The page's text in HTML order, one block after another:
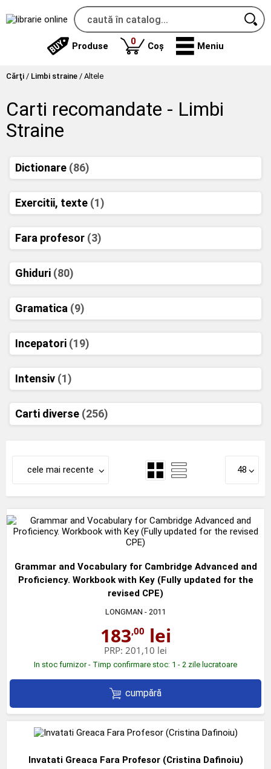
Produse 0produse
Coș Meniu
Cărţi / Limbi straine / Altele
Carti recomandate - Limbi
Straine
Dictionare (86)
Exercitii, texte (1)
Fara profesor (3)
Ghiduri (80)
Gramatica (9)
Incepatori (19)
Intensiv (1)
Carti diverse (256)
cele mai recente 48
Grammar and Vocabulary for Cambridge Advanced and
Proficiency. Workbook with Key (Fully updated for the
revised CPE)
LONGMAN - 2011
183,00 lei
PRP: 201,10 lei
In stoc furnizor - Timp confirmare stoc: 1 - 2 zile lucratoare
cumpără
Invatati Greaca Fara Profesor (Cristina Dafinoiu)